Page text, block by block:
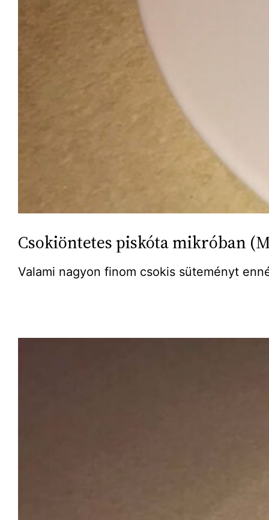
Csokiöntetes piskóta mikróban
Valami nagyon finom csokis süteményt